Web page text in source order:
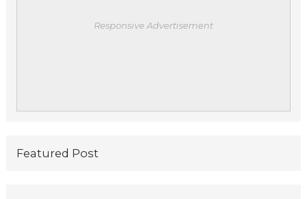
Responsive Advertisement
Featured Post